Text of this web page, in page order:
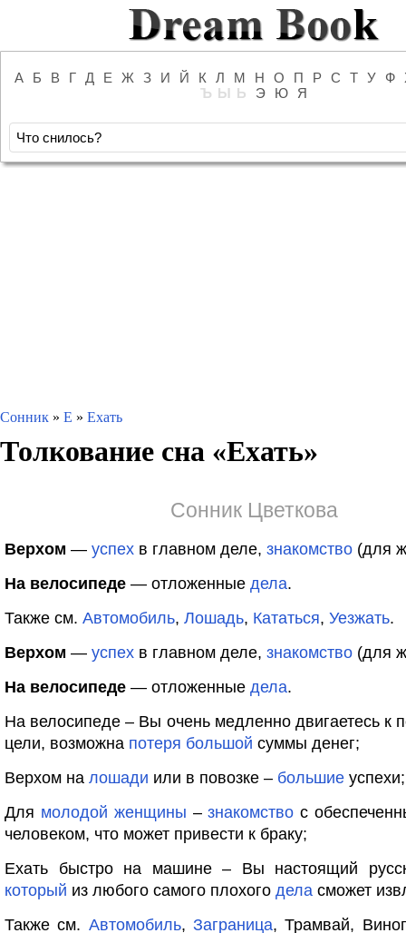
А Б В Г Д Е Ж З И Й К Л М Н О П Р С Т У Ф
Ъ Ы Ь Э Ю Я
Сонник » Е » Ехать
Толкование сна «Ехать»
Сонник Цветкова
Верхом — успех в главном деле, знакомство (для
На велосипеде — отложенные дела.
Также см. Автомобиль, Лошадь, Кататься, Уезжать.
Верхом — успех в главном деле, знакомство (для
На велосипеде — отложенные дела.
На велосипеде – Вы очень медленно двигаетесь к
цели, возможна потеря большой суммы денег;
Верхом на лошади или в повозке – большие успехи;
Для молодой женщины –знакомство с
человеком, что может привести к браку;
Ехать быстро на машине – Вы настоящий
который из любого самого плохого дела сможет
Также см. Автомобиль,Заграница, Трамвай,